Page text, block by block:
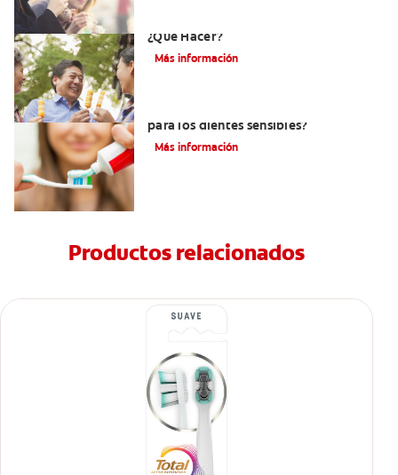
¿Qué Hacer?
Más información
para los dientes sensibles?
Más información
Productos relacionados